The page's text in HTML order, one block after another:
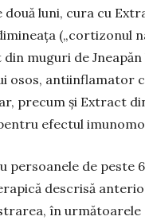
două luni, cura cu
(„cortizonul
muguri de
osos, antiinflamator
precum și Extract
efectul
persoanele de peste
descrisă
în următoarele